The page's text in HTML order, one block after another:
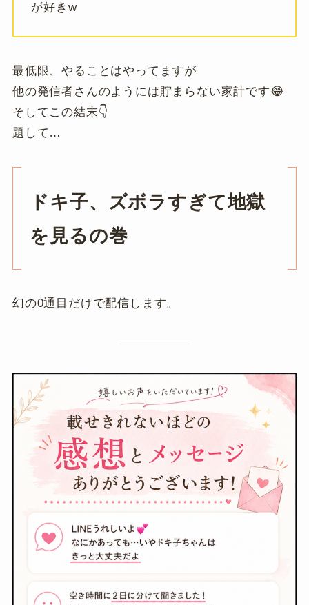
が好きw
最低限、やることはやってますが
他の発信者さんのようには貯まらない家計です😂
そしてこの結末👇
題して…
ドキ子、ズボラすぎて地獄
を見るの巻
幻の0通目だけで配信します。